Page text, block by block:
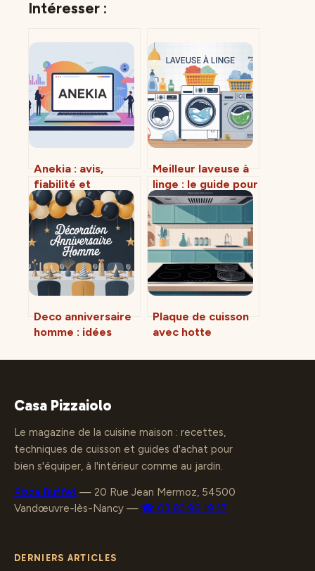
Intéresser :
Anekia : avis,
fiabilité et
fonctionnement de
cette plateforme
de financement
Meilleur laveuse à
linge : le guide pour
choisir sans vous
tromper
Deco anniversaire
homme : idées
fête vraiment
Plaque de cuisson
avec hotte
qu’il faut vraiment
Casa Pizzaiolo
Le magazine de la cuisine maison : recettes,
techniques de cuisson et guides d'achat pour
bien s'équiper, à l'intérieur comme au jardin.
Pizza Buffet — 20 Rue Jean Mermoz, 54500
Vandœuvre-lès-Nancy — ☎ 03 83 96 19 17
DERNIERS ARTICLES